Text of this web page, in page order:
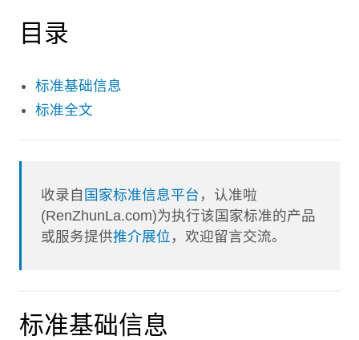
目录
标准基础信息
标准全文
收录自 国家标准信息平台 ，认准啦
(RenZhunLa.com)为执行该国家标准的产品
或服务提供推介展位 ，欢迎留言交流。
标准基础信息